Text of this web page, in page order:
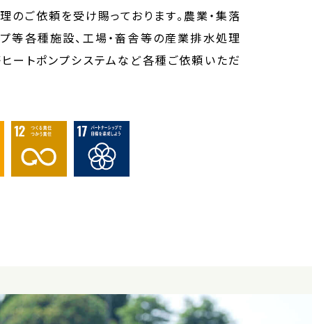
のご依頼を受け賜っております。農業・集落
等各種施設、工場・畜舎等の産業排水処理
ートポンプシステムなど各種ご依頼いただ